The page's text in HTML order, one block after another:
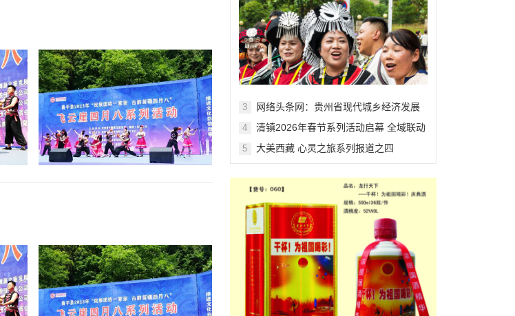
3
网络头条网：贵州省现代城乡经济发展
4
清镇2026年春节系列活动启幕 全域联动
5 大美西藏 心灵之旅系列报道之四